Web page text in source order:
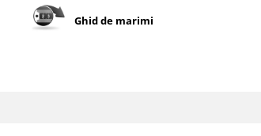
Ghid de marimi